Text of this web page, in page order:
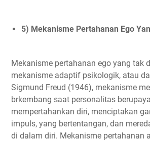
5) Mekanisme Pertahanan Ego
Mekanisme pertahanan ego yang tak
mekanisme adaptif psikologik, atau
Sigmund Freud (1946), mekanisme
brkembang saat personalitas berupaya
mempertahankan diri, menciptakan
impuls, yang bertentangan, dan
di dalam diri. Mekanisme pertahanan